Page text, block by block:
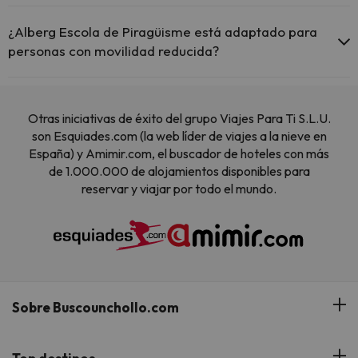
zonas comunes.
¿Alberg Escola de Piragüisme está adaptado para
personas con movilidad reducida?
Otras iniciativas de éxito del grupo Viajes Para Ti S.L.U.
son Esquiades.com (la web líder de viajes a la nieve en
España) y Amimir.com, el buscador de hoteles con más
de 1.000.000 de alojamientos disponibles para
reservar y viajar por todo el mundo.
Sobre Buscounchollo.com
¿Quiénes somos?